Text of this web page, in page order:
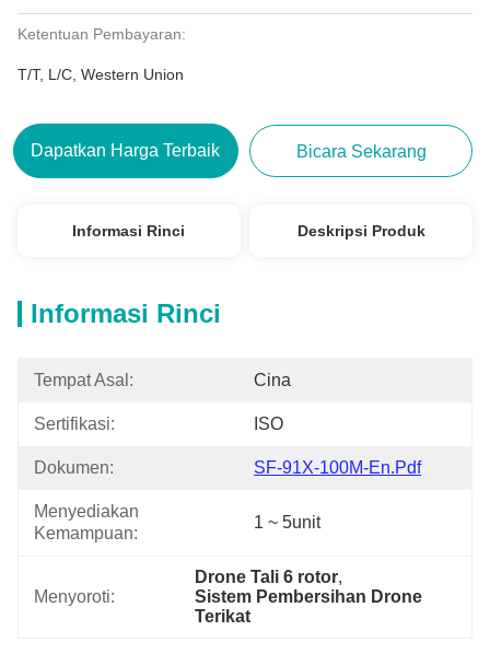
Ketentuan Pembayaran:
T/T, L/C, Western Union
Dapatkan Harga Terbaik Bicara Sekarang
Informasi Rinci Deskripsi Produk
Informasi Rinci
Tempat Asal: Cina
Sertifikasi: ISO
Dokumen: SF-91X-100M-En.pdf
Menyediakan
Kemampuan:
1 ~ 5unit
Menyoroti:
Drone Tali 6 rotor,
Sistem Pembersihan Drone
Terikat